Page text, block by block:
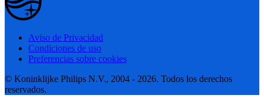
Aviso de Privacidad
Condiciones de uso
Preferencias sobre cookies
© Koninklijke Philips N.V., 2004 - 2026. Todos los derechos
reservados.